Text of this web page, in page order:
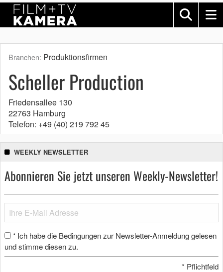
Branchen: Produktionsfirmen
Scheller Production
Friedensallee 130
22763 Hamburg
Telefon: +49 (40) 219 792 45
WEEKLY NEWSLETTER
Abonnieren Sie jetzt unseren Weekly-Newsletter!
* Ich habe die Bedingungen zur Newsletter-Anmeldung gelesen
und stimme diesen zu.
* Pflichtfeld